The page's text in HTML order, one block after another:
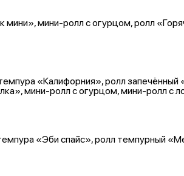
мини-ролл с огурцом, ролл
«Калифорния», ролл запечённый
мини-ролл с огурцом, мини-ролл с
«Эби спайс», ролл темпурный